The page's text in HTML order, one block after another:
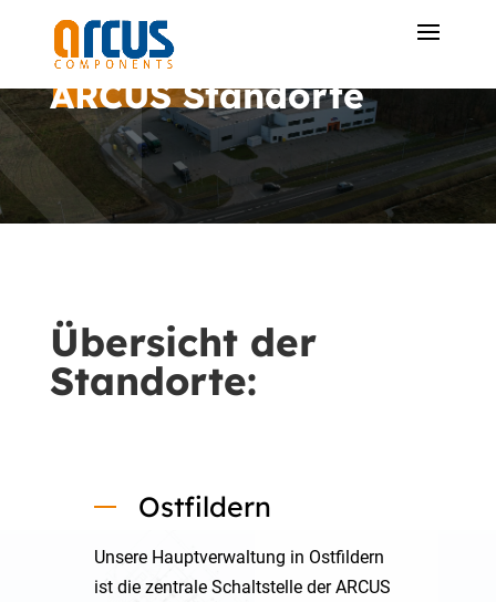
ARCUS Standorte
Übersicht der
Standorte:
Ostfildern
Unsere Hauptverwaltung in Ostfildern
ist die zentrale Schaltstelle der ARCUS